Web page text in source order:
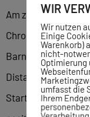
Am zweiten Tag
Chrobok und Jahn
Barnberger Sees.
Distanz zu
Start des 60 Mann
WIR
Wir nutzen
Einige
Warenkorb)
nicht-
Optimierung
umfasst die
Ihrem